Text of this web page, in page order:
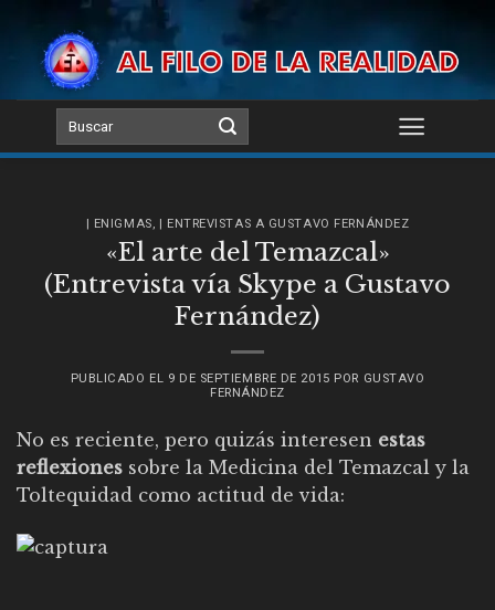
content
| ENIGMAS, | ENTREVISTAS A GUSTAVO FERNÁNDEZ
«El arte del Temazcal»
(Entrevista vía Skype a Gustavo
Fernández)
PUBLICADO EL 9 DE SEPTIEMBRE DE 2015 POR GUSTAVO
FERNÁNDEZ
No es reciente, pero quizás interesen estas
reflexiones sobre la Medicina del Temazcal y la
Toltequidad como actitud de vida: